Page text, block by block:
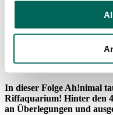
Ein Podcast aus
In dieser Folge Ah!nimal
Riffaquarium! Hinter den
an Überlegungen und